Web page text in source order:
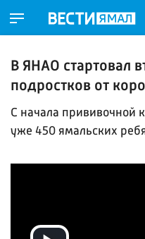
В ЯНАО стартовал
подростков от
С начала прививочной
уже 450 ямальских